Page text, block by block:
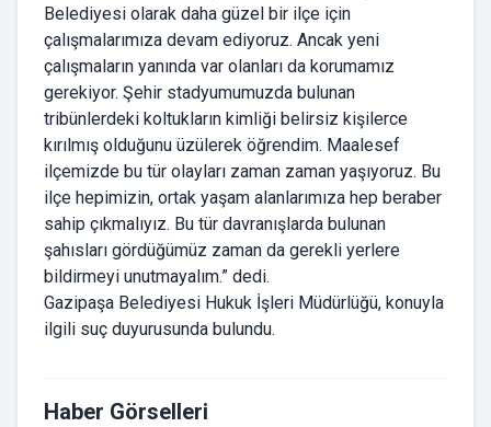
Belediyesi olarak daha güzel bir ilçe için
çalışmalarımıza devam ediyoruz. Ancak yeni
çalışmaların yanında var olanları da korumamız
gerekiyor. Şehir stadyumumuzda bulunan
tribünlerdeki koltukların kimliği belirsiz kişilerce
kırılmış olduğunu üzülerek öğrendim. Maalesef
ilçemizde bu tür olayları zaman zaman yaşıyoruz. Bu
ilçe hepimizin, ortak yaşam alanlarımıza hep beraber
sahip çıkmalıyız. Bu tür davranışlarda bulunan
şahısları gördüğümüz zaman da gerekli yerlere
bildirmeyi unutmayalım.” dedi.
Gazipaşa Belediyesi Hukuk İşleri Müdürlüğü, konuyla
ilgili suç duyurusunda bulundu.
Haber Görselleri